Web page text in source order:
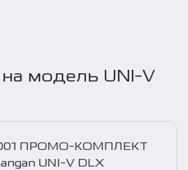
модель UNI-V
001 ПРОМО-КОМПЛЕКТ
UNI-V DLX